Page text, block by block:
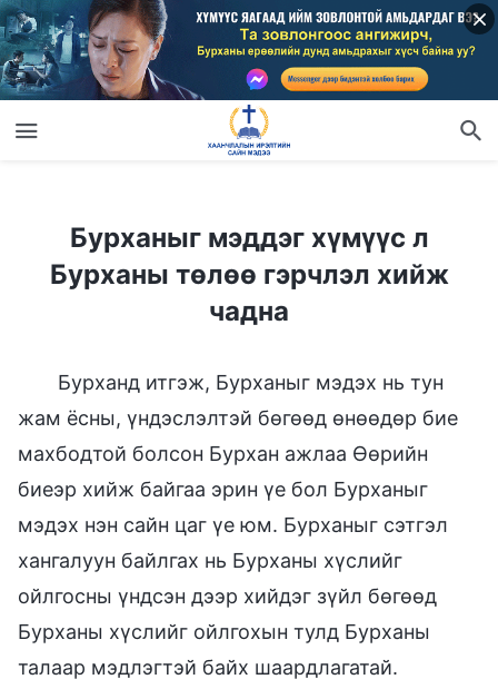
Бурханыг мэддэг хүмүүс л
Бурханы төлөө гэрчлэл хийж
чадна
Бурханд итгэж, Бурханыг мэдэх нь тун
жам ёсны, үндэслэлтэй бөгөөд өнөөдөр бие
махбодтой болсон Бурхан ажлаа Өөрийн
биеэр хийж байгаа эрин үе бол Бурханыг
мэдэх нэн сайн цаг үе юм. Бурханыг сэтгэл
хангалуун байлгах нь Бурханы хүслийг
ойлгосны үндсэн дээр хийдэг зүйл бөгөөд
Бурханы хүслийг ойлгохын тулд Бурханы
талаар мэдлэгтэй байх шаардлагатай.